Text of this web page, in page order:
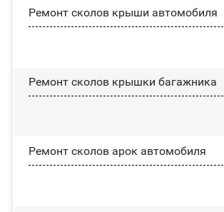
Ремонт сколов крыши автомобиля
Ремонт сколов крышки багажника
Ремонт сколов арок автомобиля